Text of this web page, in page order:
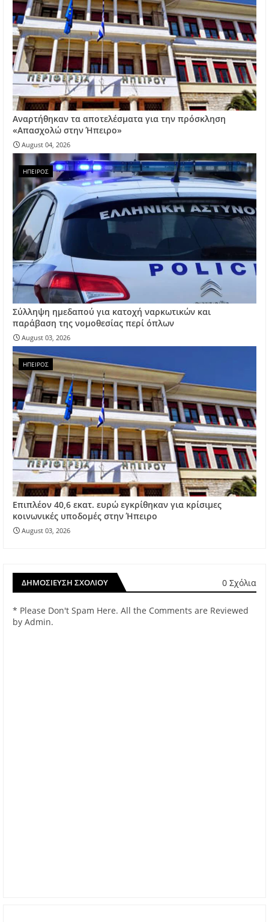
Αναρτήθηκαν τα αποτελέσματα για την πρόσκληση
«Απασχολώ στην Ήπειρο»
August 04, 2026
ΗΠΕΙΡΟΣ
Σύλληψη ημεδαπού για κατοχή ναρκωτικών και
παράβαση της νομοθεσίας περί όπλων
August 03, 2026
ΗΠΕΙΡΟΣ
Επιπλέον 40,6 εκατ. ευρώ εγκρίθηκαν για κρίσιμες
κοινωνικές υποδομές στην Ήπειρο
August 03, 2026
ΔΗΜΟΣΊΕΥΣΗ ΣΧΟΛΊΟΥ 0 Σχόλια
* Please Don't Spam Here. All the Comments are Reviewed
by Admin.